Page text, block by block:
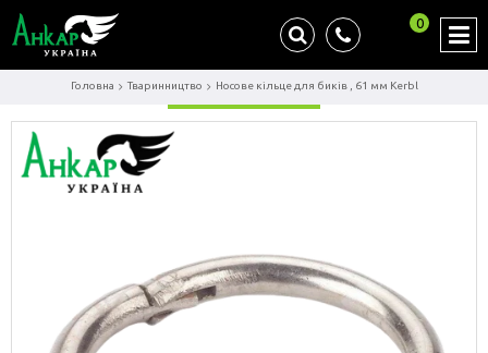
0
Головна Тваринництво Носове кільце для биків , 61 мм Kerbl